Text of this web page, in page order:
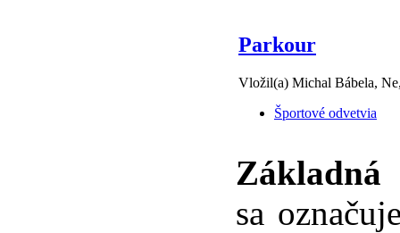
Parkour
Vložil(a) Michal Bábela,
Športové odvetvia
sa